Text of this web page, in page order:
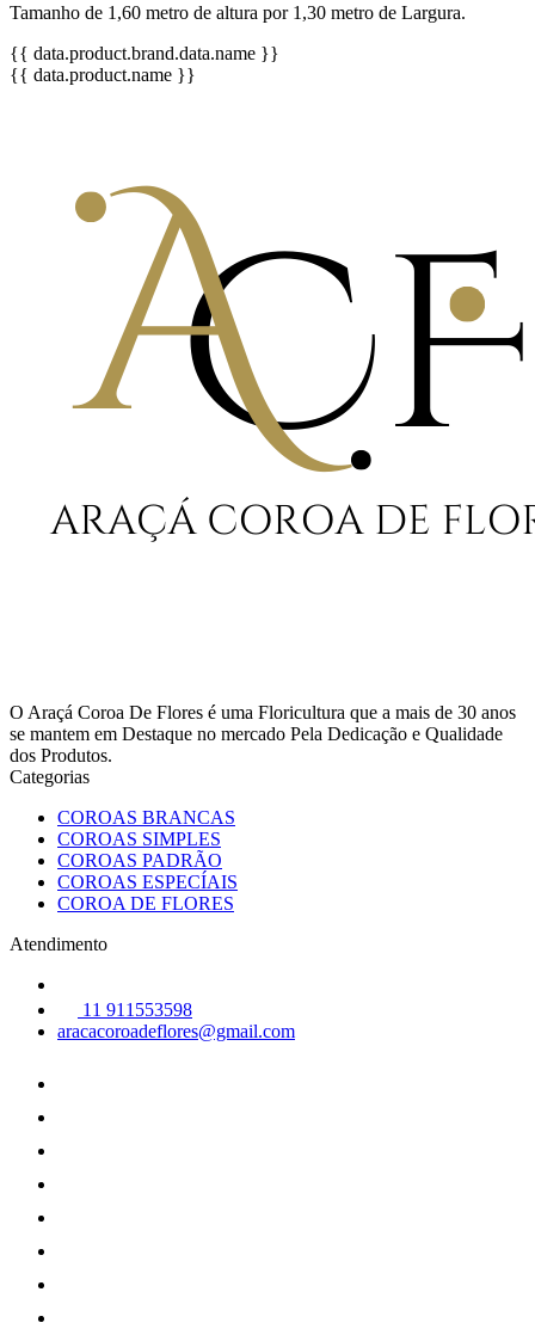
Tamanho de 1,60 metro de altura por 1,30 metro de Largura.
{{ data.product.brand.data.name }}
{{ data.product.name }}
O Araçá Coroa De Flores é uma Floricultura que a mais de 30 anos
se mantem em Destaque no mercado Pela Dedicação e Qualidade
dos Produtos.
Categorias
COROAS BRANCAS
COROAS SIMPLES
COROAS PADRÃO
COROAS ESPECÍAIS
COROA DE FLORES
Atendimento
11 911553598
aracacoroadeflores@gmail.com